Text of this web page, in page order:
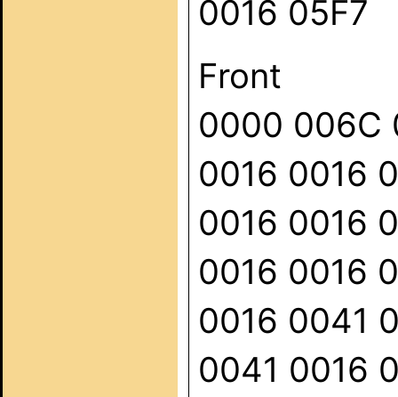
0016 05F7
Front
0000 006C
0016 0016
0016 0016
0016 0016
0016 0041
0041 0016